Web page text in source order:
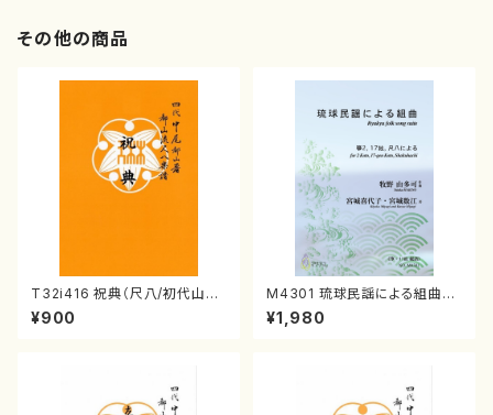
その他の商品
T32i416 祝典（尺八/初代山川
園松/楽譜）都山流公刊楽譜曲
番:2121
¥900
M4301 琉球民謡による組曲
（箏/牧野由多可作曲/宮城喜代
子・宮城数江著/箏曲楽譜）
¥1,980